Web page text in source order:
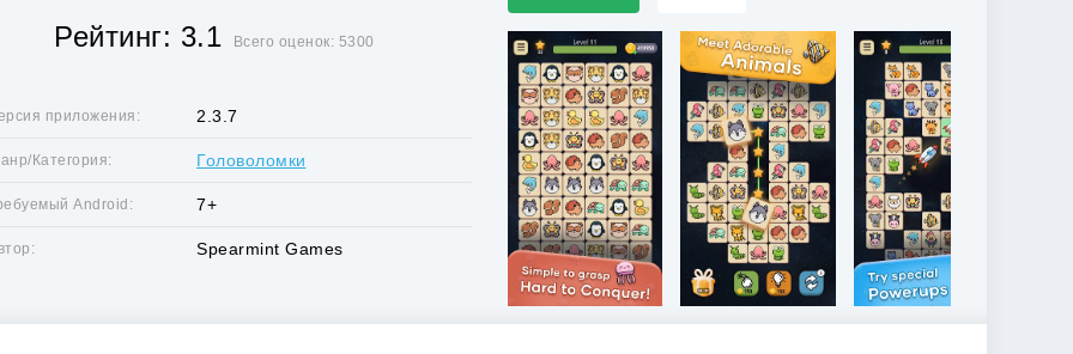
Рейтинг: 3.1 Всего оценок: 5300
приложения: 2.3.7
Категория: Головоломки
Android: 7+
Spearmint Games